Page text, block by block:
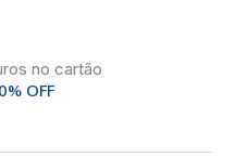
no cartão
OFF